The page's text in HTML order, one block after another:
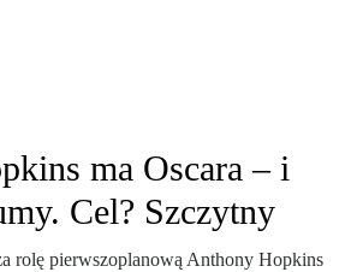
ma Oscara – i
Cel? Szczytny
rolę pierwszoplanową Anthony Hopkins